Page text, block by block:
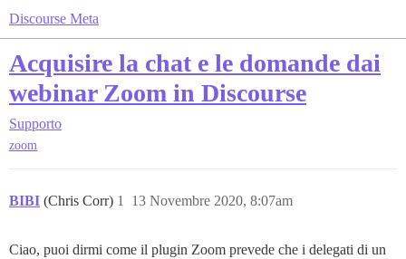
Discourse Meta
Acquisire la chat e le domande dai
webinar Zoom in Discourse
Supporto
zoom
BIBI (Chris Corr) 13 Novembre 2020, 8:07am
1
Ciao, puoi dirmi come il plugin Zoom prevede che i delegati di un